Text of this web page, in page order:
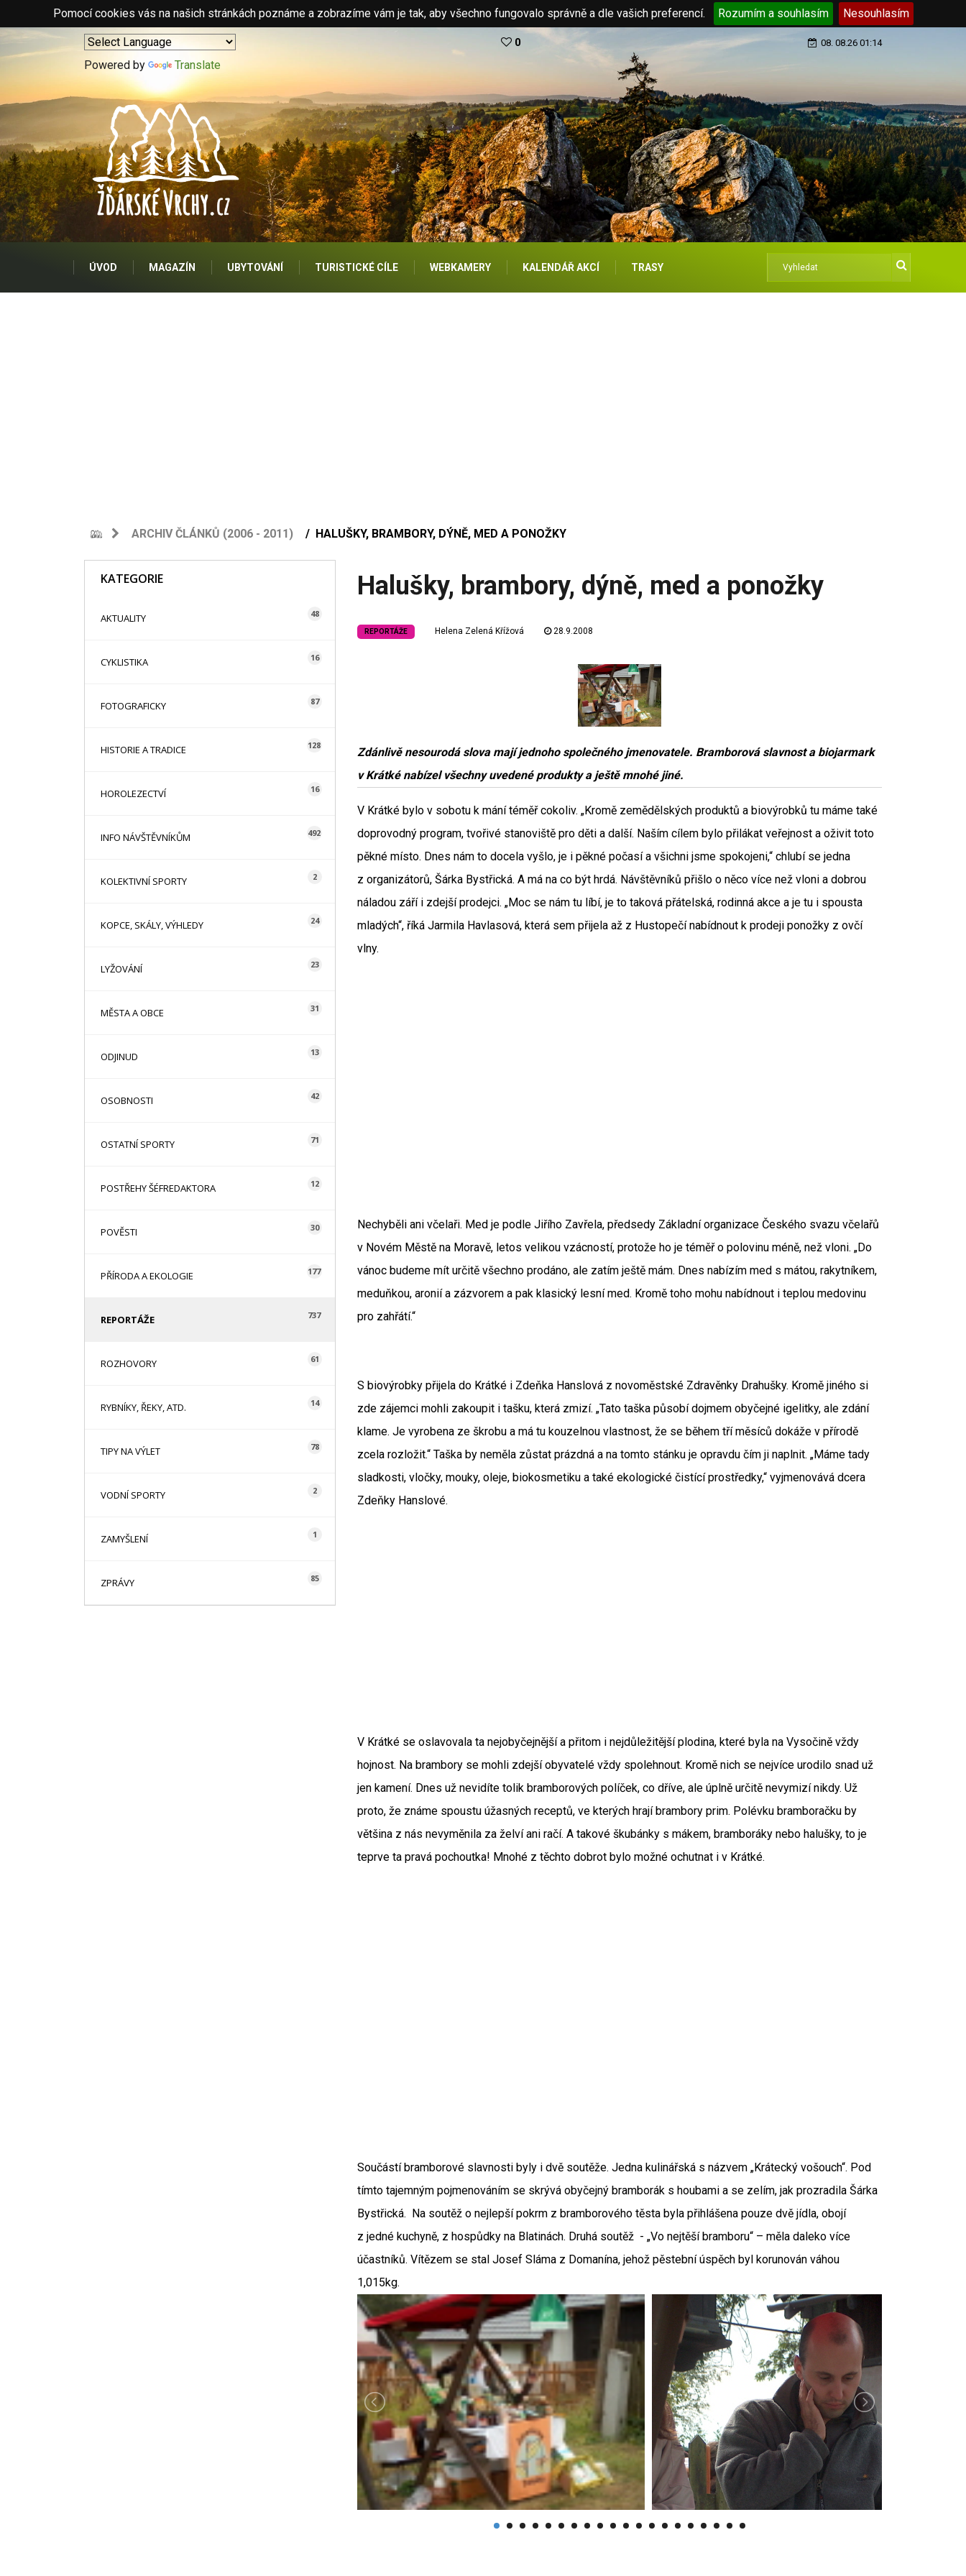
Pomocí cookies vás na našich stránkách poznáme a zobrazíme vám je tak, aby všechno fungovalo správně a dle vašich preferencí. Rozumím a souhlasím Nesouhlasím
Powered by Translate
0 08. 08.26 01:14
ÚVOD MAGAZÍN UBYTOVÁNÍ TURISTICKÉ CÍLE WEBKAMERY KALENDÁŘ AKCÍ TRASY
ARCHIV ČLÁNKŮ (2006 - 2011) HALUŠKY, BRAMBORY, DÝNĚ, MED A PONOŽKY
KATEGORIE
AKTUALITY 48
CYKLISTIKA 16
FOTOGRAFICKY 87
HISTORIE A TRADICE 128
HOROLEZECTVÍ 16
INFO NÁVŠTĚVNÍKŮM 492
KOLEKTIVNÍ SPORTY 2
KOPCE, SKÁLY, VÝHLEDY 24
LYŽOVÁNÍ 23
MĚSTA A OBCE 31
ODJINUD 13
OSOBNOSTI 42
OSTATNÍ SPORTY 71
POSTŘEHY ŠÉFREDAKTORA 12
POVĚSTI 30
PŘÍRODA A EKOLOGIE 177
REPORTÁŽE 737
ROZHOVORY 61
RYBNÍKY, ŘEKY, ATD. 14
TIPY NA VÝLET 78
VODNÍ SPORTY 2
ZAMYŠLENÍ 1
ZPRÁVY 85
Halušky, brambory, dýně, med a ponožky
REPORTÁŽE Helena Zelená Křížová 28.9.2008
Zdánlivě nesourodá slova mají jednoho společného jmenovatele. Bramborová slavnost a biojarmark
v Krátké nabízel všechny uvedené produkty a ještě mnohé jiné.
V Krátké bylo v sobotu k mání téměř cokoliv. „Kromě zemědělských produktů a biovýrobků tu máme také
doprovodný program, tvořivé stanoviště pro děti a další. Naším cílem bylo přilákat veřejnost a oživit toto
pěkné místo. Dnes nám to docela vyšlo, je i pěkné počasí a všichni jsme spokojeni,“ chlubí se jedna
z organizátorů, Šárka Bystřická. A má na co být hrdá. Návštěvníků přišlo o něco více než vloni a dobrou
náladou září i zdejší prodejci. „Moc se nám tu líbí, je to taková přátelská, rodinná akce a je tu i spousta
mladých“, říká Jarmila Havlasová, která sem přijela až z Hustopečí nabídnout k prodeji ponožky z ovčí
vlny.
Nechyběli ani včelaři. Med je podle Jiřího Zavřela, předsedy Základní organizace Českého svazu včelařů
v Novém Městě na Moravě, letos velikou vzácností, protože ho je téměř o polovinu méně, než vloni. „Do
vánoc budeme mít určitě všechno prodáno, ale zatím ještě mám. Dnes nabízím med s mátou, rakytníkem,
meduňkou, aronií a zázvorem a pak klasický lesní med. Kromě toho mohu nabídnout i teplou medovinu
pro zahřátí.“
S biovýrobky přijela do Krátké i Zdeňka Hanslová z novoměstské Zdravěnky Drahušky. Kromě jiného si
zde zájemci mohli zakoupit i tašku, která zmizí. „Tato taška působí dojmem obyčejné igelitky, ale zdání
klame. Je vyrobena ze škrobu a má tu kouzelnou vlastnost, že se během tří měsíců dokáže v přírodě
zcela rozložit.“ Taška by neměla zůstat prázdná a na tomto stánku je opravdu čím ji naplnit. „Máme tady
sladkosti, vločky, mouky, oleje, biokosmetiku a také ekologické čistící prostředky,“ vyjmenovává dcera
Zdeňky Hanslové.
V Krátké se oslavovala ta nejobyčejnější a přitom i nejdůležitější plodina, které byla na Vysočině vždy
hojnost. Na brambory se mohli zdejší obyvatelé vždy spolehnout. Kromě nich se nejvíce urodilo snad už
jen kamení. Dnes už nevidíte tolik bramborových políček, co dříve, ale úplně určitě nevymizí nikdy. Už
proto, že známe spoustu úžasných receptů, ve kterých hrají brambory prim. Polévku bramboračku by
většina z nás nevyměnila za želví ani račí. A takové škubánky s mákem, bramboráky nebo halušky, to je
teprve ta pravá pochoutka! Mnohé z těchto dobrot bylo možné ochutnat i v Krátké.
Součástí bramborové slavnosti byly i dvě soutěže. Jedna kulinářská s názvem „Krátecký vošouch“. Pod
tímto tajemným pojmenováním se skrývá obyčejný bramborák s houbami a se zelím, jak prozradila Šárka
Bystřická. Na soutěž o nejlepší pokrm z bramborového těsta byla přihlášena pouze dvě jídla, obojí
z jedné kuchyně, z hospůdky na Blatinách. Druhá soutěž - „Vo nejtěší bramboru“ – měla daleko více
účastníků. Vítězem se stal Josef Sláma z Domanína, jehož pěstební úspěch byl korunován váhou
1,015kg.